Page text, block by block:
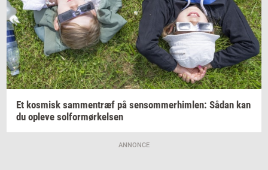
Et kos­misk sam­men­træf på sen­som­mer­him­len: Sådan kan
du op­le­ve sol­for­mør­kel­sen
ANNONCE